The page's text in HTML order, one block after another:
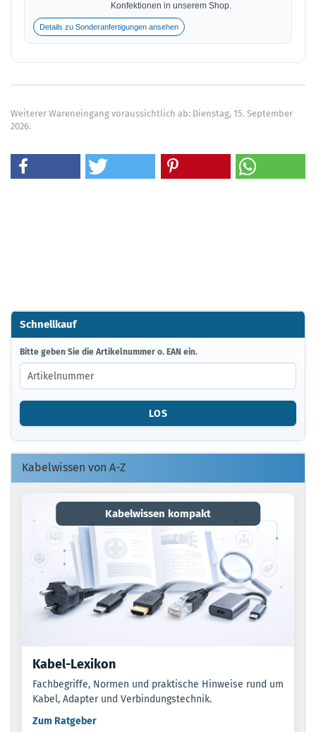
Konfektionen in unserem Shop.
Details zu Sonderanfertigungen ansehen
Weiterer Wareneingang voraussichtlich ab: Dienstag, 15. September
2026.
Schnellkauf
BITTE
GEBEN
SIE
DIE
ARTIKELNUMMER
EAN
EIN.
Bitte geben Sie die Artikelnummer o. EAN ein.
LOS
Kabelwissen von A-Z
Kabelwissen kompakt
Kabel-Lexikon
Fachbegriffe, Normen und praktische Hinweise rund um
Kabel, Adapter und Verbindungstechnik.
Zum Ratgeber